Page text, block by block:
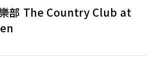
部 The Country Club at